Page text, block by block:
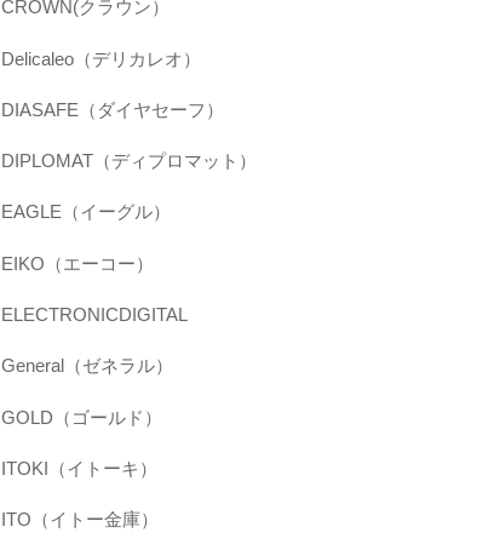
CROWN(クラウン）
Delicaleo（デリカレオ）
DIASAFE（ダイヤセーフ）
DIPLOMAT（ディプロマット）
EAGLE（イーグル）
EIKO（エーコー）
ELECTRONICDIGITAL
General（ゼネラル）
GOLD（ゴールド）
ITOKI（イトーキ）
ITO（イトー金庫）